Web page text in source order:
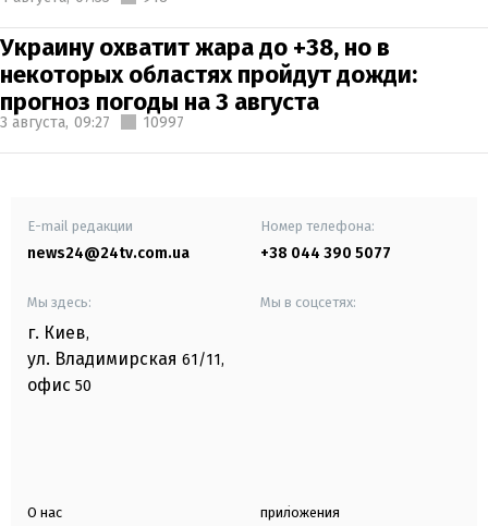
Украину охватит жара до +38, но в
некоторых областях пройдут дожди:
прогноз погоды на 3 августа
3 августа, 09:27 10997
E-mail редакции
news24@24tv.com.ua
Номер телефона:
+38 044 390 5077
Мы здесь:
г. Киев,
ул. Владимирская 61/11,
офис 50
Мы в соцсетях:
О нас приложения